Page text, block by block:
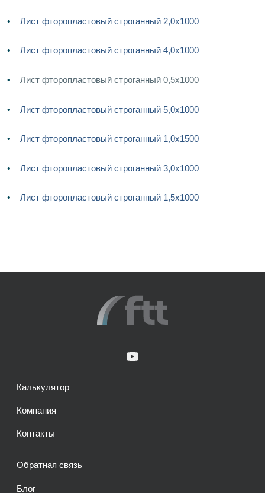
Лист фторопластовый строганный 2,0х1000
Лист фторопластовый строганный 4,0х1000
Лист фторопластовый строганный 0,5х1000
Лист фторопластовый строганный 5,0х1000
Лист фторопластовый строганный 1,0x1500
Лист фторопластовый строганный 3,0х1000
Лист фторопластовый строганный 1,5х1000
Калькулятор
Компания
Контакты
Обратная связь
Блог